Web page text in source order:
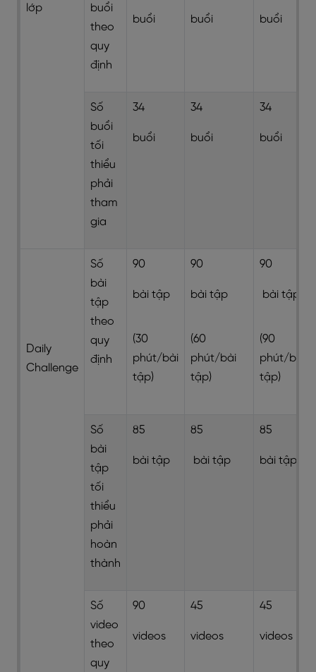
lớp
buổi
theo
quy
định
buổi buổi buổi
Số
buổi
tối
thiểu
phải
tham
gia
34
buổi
34
buổi
34
buổi
Daily
Challenge
Số
bài
tập
theo
quy
định
90
bài tập
(30
phút/bài
tập)
90
bài tập
(60
phút/bài
tập)
90
bài tập
(90
phút/bài
tập)
Số
bài
tập
tối
thiểu
phải
hoàn
thành
85
bài tập
85
bài tập
85
bài tập
Số
video
theo
quy
90
videos
45
videos
45
videos